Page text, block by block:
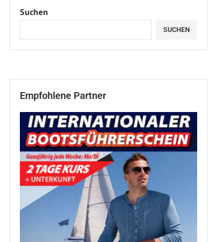
Suchen
SUCHEN
Empfohlene Partner